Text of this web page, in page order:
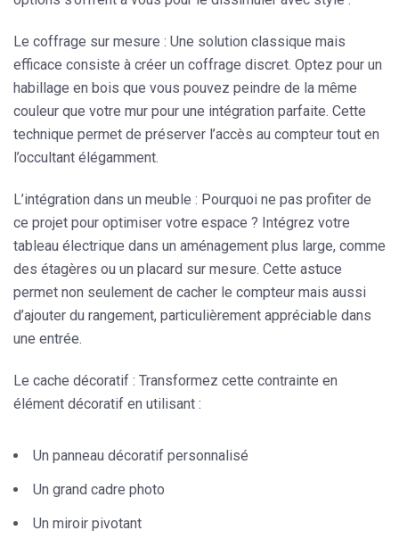
Le coffrage sur mesure : Une solution classique mais
efficace consiste à créer un coffrage discret. Optez pour un
habillage en bois que vous pouvez peindre de la même
couleur que votre mur pour une intégration parfaite. Cette
technique permet de préserver l’accès au compteur tout en
l’occultant élégamment.
L’intégration dans un meuble : Pourquoi ne pas profiter de
ce projet pour optimiser votre espace ? Intégrez votre
tableau électrique dans un aménagement plus large, comme
des étagères ou un placard sur mesure. Cette astuce
permet non seulement de cacher le compteur mais aussi
d’ajouter du rangement, particulièrement appréciable dans
une entrée.
Le cache décoratif : Transformez cette contrainte en
élément décoratif en utilisant :
Un panneau décoratif personnalisé
Un grand cadre photo
Un miroir pivotant